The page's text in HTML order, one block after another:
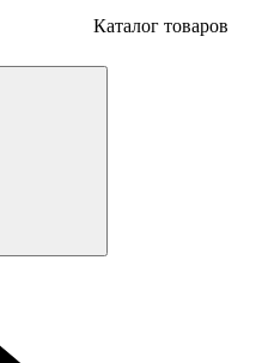
Каталог товаров